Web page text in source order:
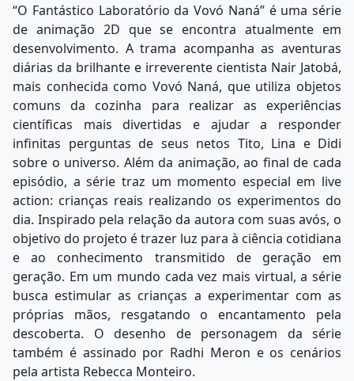
“O Fantástico Laboratório da Vovó Naná” é uma série
de animação 2D que se encontra atualmente em
desenvolvimento. A trama acompanha as aventuras
diárias da brilhante e irreverente cientista Nair Jatobá,
mais conhecida como Vovó Naná, que utiliza objetos
comuns da cozinha para realizar as experiências
científicas mais divertidas e ajudar a responder
infinitas perguntas de seus netos Tito, Lina e Didi
sobre o universo. Além da animação, ao final de cada
episódio, a série traz um momento especial em live
action: crianças reais realizando os experimentos do
dia. Inspirado pela relação da autora com suas avós, o
objetivo do projeto é trazer luz para à ciência cotidiana
e ao conhecimento transmitido de geração em
geração. Em um mundo cada vez mais virtual, a série
busca estimular as crianças a experimentar com as
próprias mãos, resgatando o encantamento pela
descoberta. O desenho de personagem da série
também é assinado por Radhi Meron e os cenários
pela artista Rebecca Monteiro.